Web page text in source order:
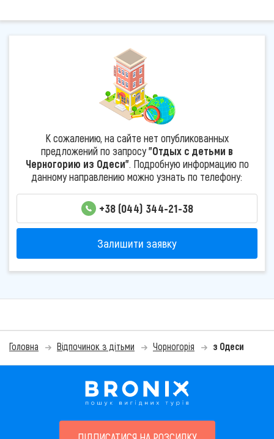
К сожалению, на сайте нет опубликованных
предложений по запросу"Отдых с детьми в
Черногорию из Одеси". Подробную информацию по
данному направлению можно узнать по телефону:
+38 (044) 344-21-38
Залишити заявку
Головна Відпочинок з дітьми Чорногорія з Одеси